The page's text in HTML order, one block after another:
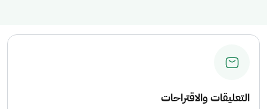
التعليقات والاقتراحات